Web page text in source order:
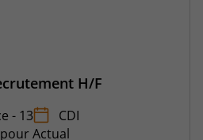
H/F
- 13
CDI
Actual